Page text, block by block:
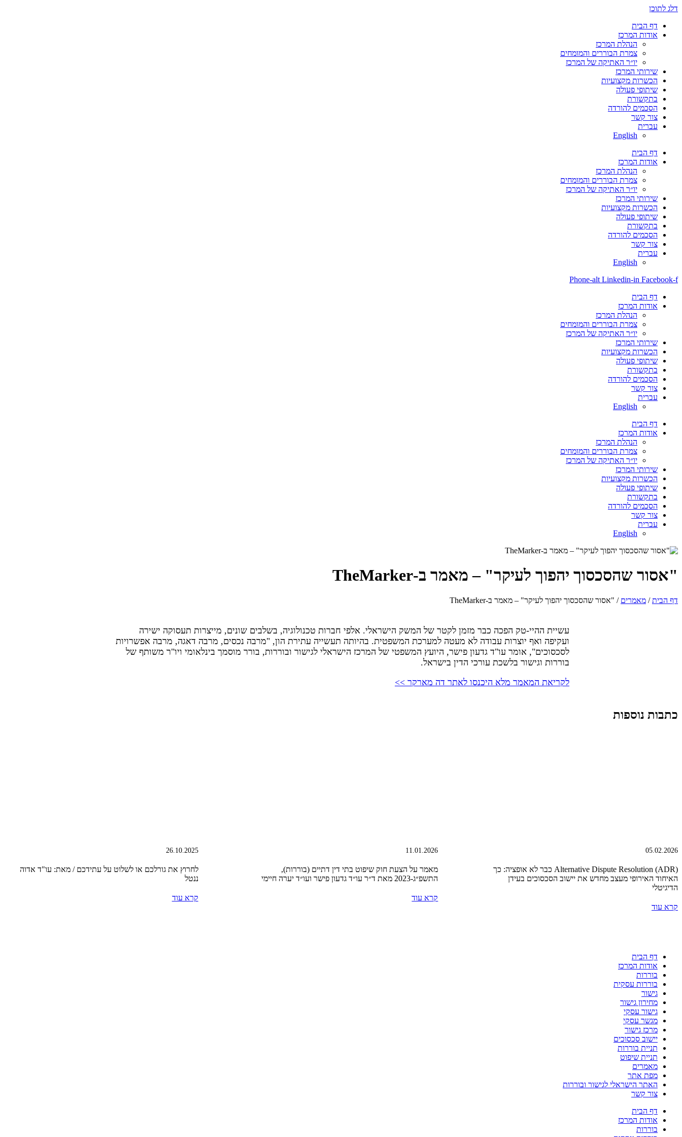
דלג לתוכן
דף הבית
אודות המרכז
הנהלת המרכז
צמרת הבוררים והמומחים
יו״ר האתיקה של המרכז
שירותי המרכז
הכשרות מקצועיות
שיתופי פעולה
בתקשורת
הסכמים להורדה
צור קשר
עברית
English
דף הבית
אודות המרכז
הנהלת המרכז
צמרת הבוררים והמומחים
יו״ר האתיקה של המרכז
שירותי המרכז
הכשרות מקצועיות
שיתופי פעולה
בתקשורת
הסכמים להורדה
צור קשר
עברית
English
Phone-alt Linkedin-in Facebook-f
דף הבית
אודות המרכז
הנהלת המרכז
צמרת הבוררים והמומחים
יו״ר האתיקה של המרכז
שירותי המרכז
הכשרות מקצועיות
שיתופי פעולה
בתקשורת
הסכמים להורדה
צור קשר
עברית
English
דף הבית
אודות המרכז
הנהלת המרכז
צמרת הבוררים והמומחים
יו״ר האתיקה של המרכז
שירותי המרכז
הכשרות מקצועיות
שיתופי פעולה
בתקשורת
הסכמים להורדה
צור קשר
עברית
English
"אסור שהסכסוך יהפוך לעיקר" – מאמר ב-TheMarker
דף הבית/ מאמרים / "אסור שהסכסוך יהפוך לעיקר" – מאמר ב-TheMarker
עשיית ההיי-טק הפכה כבר מזמן לקטר של המשק הישראלי. אלפי חברות טכנולוגיה, בשלבים שונים, מייצרות תעסוקה ישירה
ועקיפה ואף יוצרות עבודה לא מעטה למערכת המשפטית. בהיותה תעשייה עתירת הון, "מרבה נכסים, מרבה דאגה, מרבה אפשרויות
לסכסוכים", אומר עו"ד גדעון פישר, היועץ המשפטי של המרכז הישראלי לגישור ובוררות, בורר מוסמך בינלאומי ויו"ר משותף של
בוררות וגישור בלשכת עורכי הדין בישראל.
לקריאת המאמר מלא היכנסו לאתר דה מארקר >>
כתבות נוספות
05.02.2026
Alternative Dispute Resolution (ADR) כבר לא אופציה: כך
האיחוד האירופי מעצב מחדש את יישוב הסכסוכים בעידן
הדיגיטלי
קרא עוד
11.01.2026
מאמר על הצעת חוק שיפוט בתי דין דתיים (בוררות),
התשפ״ג-2023 מאת ד״ר עו״ד גדעון פישר ועו״ד יערה חיימי
קרא עוד
26.10.2025
לחרוץ את גורלכם או לשלוט על עתידכם / מאת: עו"ד אדוה
ננטל
קרא עוד
דף הבית
אודות המרכז
בוררות
בוררות עסקית
גישור
מחירון גישור
גישור עסקי
מגשר עסקי
מרכז גישור
יישוב סכסוכים
תניית בוררות
תניית שיפוט
מאמרים
מפת אתר
האתר הישראלי לגישור ובוררות
צור קשר
דף הבית
אודות המרכז
בוררות